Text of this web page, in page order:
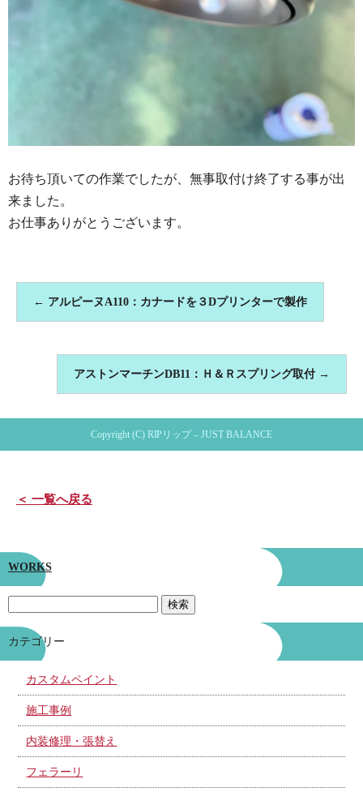
お待ち頂いての作業でしたが、無事取付け終了する事が出
来ました。
お仕事ありがとうございます。
← アルピーヌA110：カナードを３Dプリンターで製作
アストンマーチンDB11：Ｈ＆Ｒスプリング取付 →
Copyright (C) RIPリップ – JUST BALANCE
＜ 一覧へ戻る
WORKS
カテゴリー
カスタムペイント
施工事例
内装修理・張替え
フェラーリ